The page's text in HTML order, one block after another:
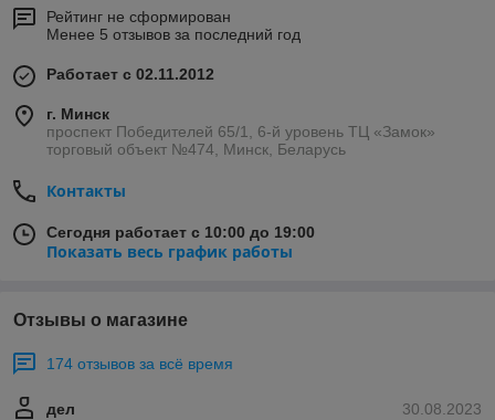
Рейтинг не сформирован
Менее 5 отзывов за последний год
Работает с 02.11.2012
г. Минск
проспект Победителей 65/1, 6-й уровень ТЦ «Замок»
торговый объект №474, Минск, Беларусь
Контакты
Сегодня работает с 10:00 до 19:00
Показать весь график работы
Отзывы о магазине
174 отзывов за всё время
30.08.2023
дел